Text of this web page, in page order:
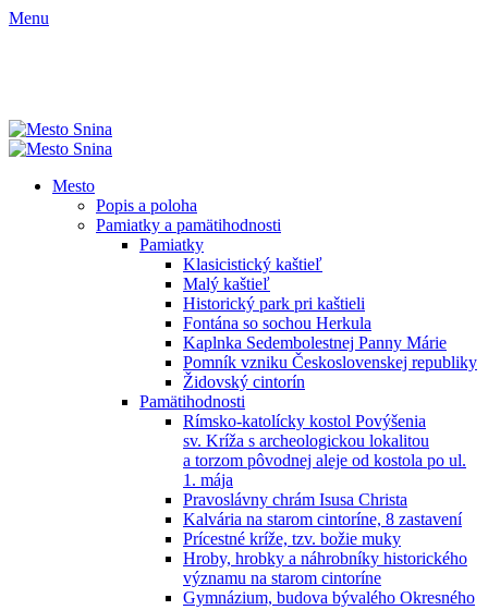
Menu
Mesto
Popis a poloha
Pamiatky a pamätihodnosti
Pamiatky
Klasicistický kaštieľ
Malý kaštieľ
Historický park pri kaštieli
Fontána so sochou Herkula
Kaplnka Sedembolestnej Panny Márie
Pomník vzniku Československej republiky
Židovský cintorín
Pamätihodnosti
Rímsko-katolícky kostol Povýšenia
sv. Kríža s archeologickou lokalitou
a torzom pôvodnej aleje od kostola po ul.
1. mája
Pravoslávny chrám Isusa Christa
Kalvária na starom cintoríne, 8 zastavení
Prícestné kríže, tzv. božie muky
Hroby, hrobky a náhrobníky historického
významu na starom cintoríne
Gymnázium, budova bývalého Okresného